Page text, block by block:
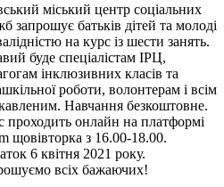
міський центр соціальних
запрошує батьків дітей та молоді
на курс із шести занять.
буде спеціалістам ІРЦ,
інклюзивних класів та
роботи, волонтерам і всім
Навчання безкоштовне.
проходить онлайн на платформі
щовівторка з 16.00-18.00.
6 квітня 2021 року.
всіх бажаючих!